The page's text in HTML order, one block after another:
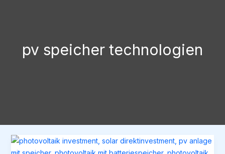
pv speicher technologien